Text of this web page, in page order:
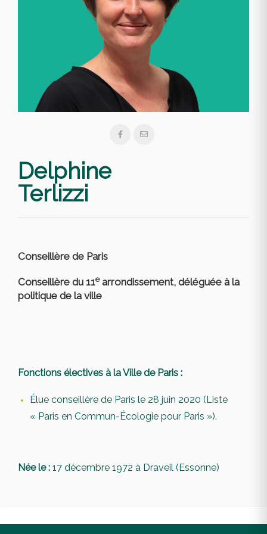
Delphine
Terlizzi
Conseillère de Paris
Conseillère du 11earrondissement, déléguée à la
politique de la ville
Fonctions électives à la Ville de Paris :
Élue conseillère de Paris le 28 juin 2020 (Liste
« Paris en Commun-Écologie pour Paris »).
Née le : 17 décembre 1972 à Draveil (Essonne)